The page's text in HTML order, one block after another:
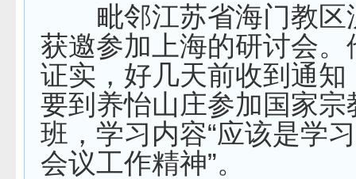
毗邻江苏省海门教区
获邀参加上海的研讨会。
证实，好几天前收到通知
要到养怡山庄参加国家宗
班，学习内容“应该是学
会议工作精神”。